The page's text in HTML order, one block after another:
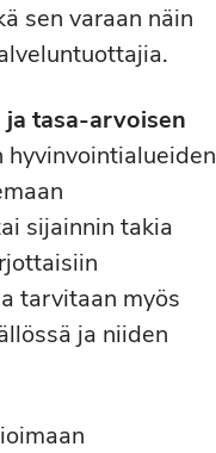
sen varaan näin
tasa-arvoisen
sijainnin takia
tarvitaan myös
ja niiden